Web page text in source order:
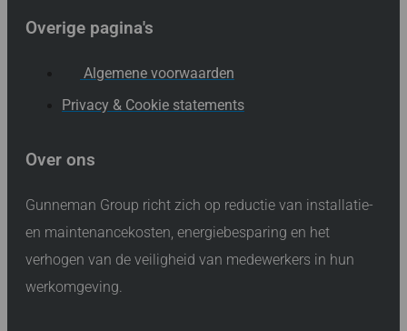
Overige pagina's
Algemene voorwaarden
Privacy & Cookie statements
Over ons
Gunneman Group richt zich op reductie van installatie-
en maintenancekosten, energiebesparing en het
verhogen van de veiligheid van medewerkers in hun
werkomgeving.